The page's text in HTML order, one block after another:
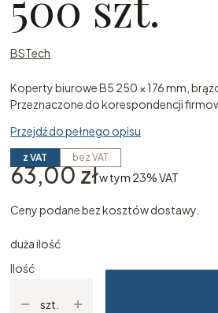
BSTech
Koperty biurowe B5 250 × 176 mm,
Przeznaczone do korespondencji
Przejdź do pełnego opisu
z VAT bez VAT
Cena
63,00 złw tym 23% VAT
w tym 23%VAT
Ceny podane bez kosztów dostawy.
duża ilość
Ilość
szt.